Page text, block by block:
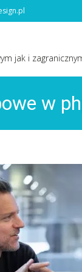
jak i
w